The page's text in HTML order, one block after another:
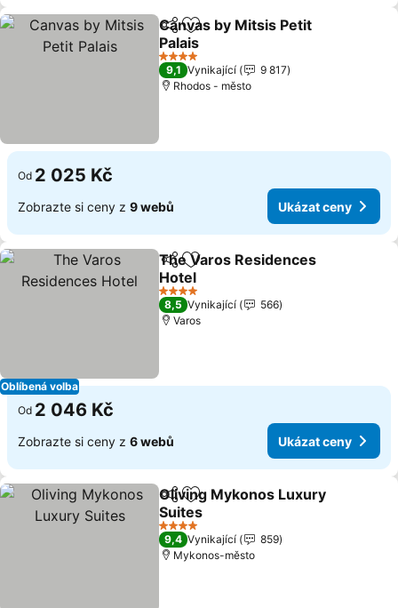
SdíletPřidat na seznam oblíbených
Canvas by Mitsis Petit
Palais
4 Počet hvězdiček
9,1 Vynikající
9 817
Rhodos - město
Od 2 025 Kč
Zobrazte si ceny z 9 webů Ukázat ceny
Oblíbená volba
SdíletPřidat na seznam oblíbených
The Varos Residences
Hotel
4 Počet hvězdiček
8,5 Vynikající
566
Varos
Od 2 046 Kč
Zobrazte si ceny z 6 webů Ukázat ceny
SdíletPřidat na seznam oblíbených
Oliving Mykonos Luxury
Suites
4 Počet hvězdiček
9,4 Vynikající
859
Mykonos-město